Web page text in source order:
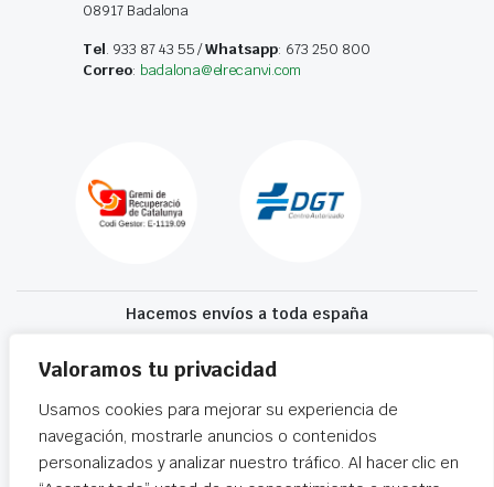
Valoramos tu privacidad
Usamos cookies para mejorar su experiencia de
navegación, mostrarle anuncios o contenidos
personalizados y analizar nuestro tráfico. Al hacer clic en
08917 Badalona
Tel. 933 87 43 55 /Whatsapp: 673 250 800
Correo: badalona@elrecanvi.com
Hacemos envíos a toda españa
Recibe tu recambio en 24-72 horas
Desguaces El Recanvi 2026 ©Condiciones generales·Declaración de